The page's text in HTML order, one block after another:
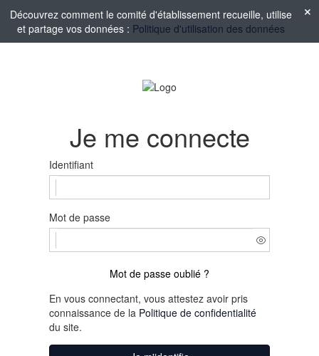
Découvrez comment le comité d'établissement recueille, utilise
et partage vos données : Politique d'utilisation des données
Je me connecte
Identifiant
Mot de passe
Mot de passe oublié ?
En vous connectant, vous attestez avoir pris
connaissance de la Politique de confidentialité
du site.